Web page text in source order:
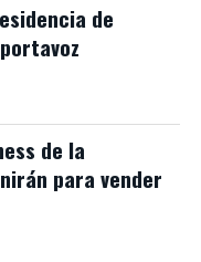
de
de la
para vender